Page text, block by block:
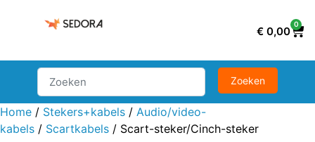
€ 0,00
0
Home / Stekers+kabels / Audio/video-
kabels / Scartkabels / Scart-steker/Cinch-steker